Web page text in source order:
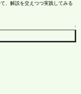
、解説を交えつつ実践してみる
↑